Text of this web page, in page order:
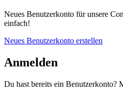
Neues Benutzerkonto für unsere
einfach!
Neues Benutzerkonto erstellen
Anmelden
Du hast bereits ein Benutzerkonto?